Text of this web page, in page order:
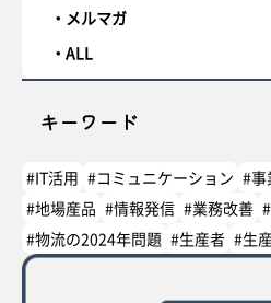
メルマガ
ALL
キーワード
#IT活用 #コミュニケーション #事
#地場産品 #情報発信 #業務改善
#物流の2024年問題 #生産者 #生